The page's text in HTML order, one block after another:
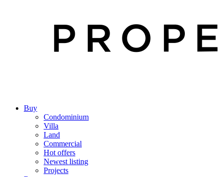
Buy
Condominium
Villa
Land
Commercial
Hot offers
Newest listing
Projects